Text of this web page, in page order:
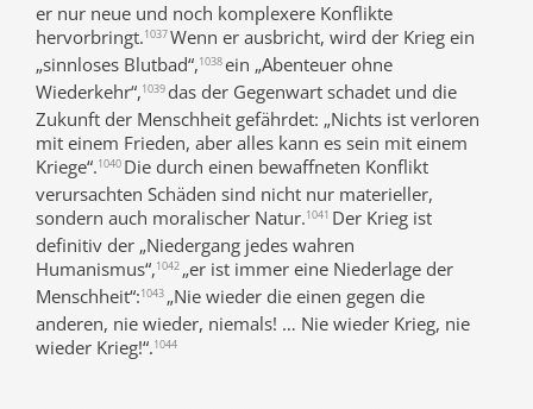
er nur neue und noch komplexere Konflikte
hervorbringt.1037Wenn er ausbricht, wird der Krieg ein
„sinnloses Blutbad“,1038ein „Abenteuer ohne
Wiederkehr“,1039 das der Gegenwart schadet und die
Zukunft der Menschheit gefährdet: „Nichts ist verloren
mit einem Frieden, aber alles kann es sein mit einem
Kriege“.1040 Die durch einen bewaffneten Konflikt
verursachten Schäden sind nicht nur materieller,
sondern auch moralischer Natur.1041 Der Krieg ist
definitiv der „Niedergang jedes wahren
Humanismus“,1042 „er ist immer eine Niederlage der
Menschheit“:1043 „Nie wieder die einen gegen die
anderen, nie wieder, niemals! … Nie wieder Krieg, nie
wieder Krieg!“.1044